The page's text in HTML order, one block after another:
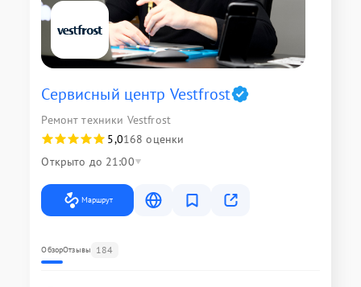
Сервисный центр Vestfrost
Ремонт техники Vestfrost
5,0168 оценки
Открыто до 21:00
Маршрут
ОбзорОтзывы 184